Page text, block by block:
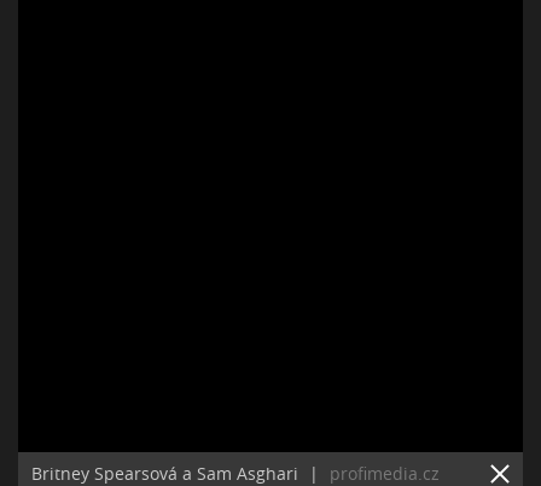
Britney Spearsová a Sam Asghari | profimedia.cz